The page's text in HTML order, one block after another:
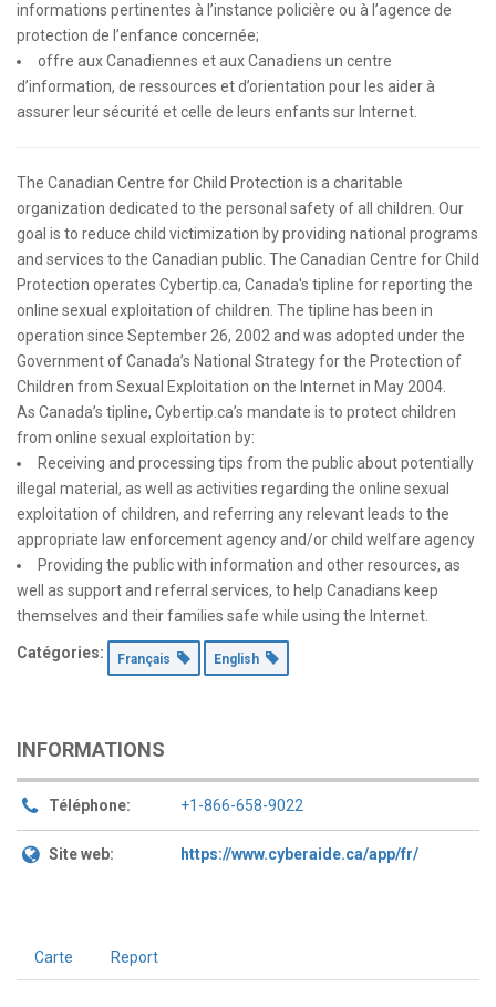
informations pertinentes à l’instance policière ou à l’agence de
protection de l’enfance concernée;
offre aux Canadiennes et aux Canadiens un centre
d’information, de ressources et d’orientation pour les aider à
assurer leur sécurité et celle de leurs enfants sur Internet.
The Canadian Centre for Child Protection is a charitable
organization dedicated to the personal safety of all children. Our
goal is to reduce child victimization by providing national programs
and services to the Canadian public. The Canadian Centre for Child
Protection operates Cybertip.ca, Canada's tipline for reporting the
online sexual exploitation of children. The tipline has been in
operation since September 26, 2002 and was adopted under the
Government of Canada’s National Strategy for the Protection of
Children from Sexual Exploitation on the Internet in May 2004.
As Canada’s tipline, Cybertip.ca’s mandate is to protect children
from online sexual exploitation by:
Receiving and processing tips from the public about potentially
illegal material, as well as activities regarding the online sexual
exploitation of children, and referring any relevant leads to the
appropriate law enforcement agency and/or child welfare agency
Providing the public with information and other resources, as
well as support and referral services, to help Canadians keep
themselves and their families safe while using the Internet.
Catégories: Français English
INFORMATIONS
Téléphone: +1-866-658-9022
Site web: https://www.cyberaide.ca/app/fr/
Carte Report